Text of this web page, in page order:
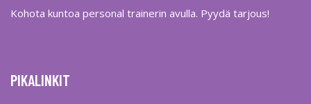
Kohota kuntoa personal trainerin avulla. Pyydä tarjous!
PIKALINKIT